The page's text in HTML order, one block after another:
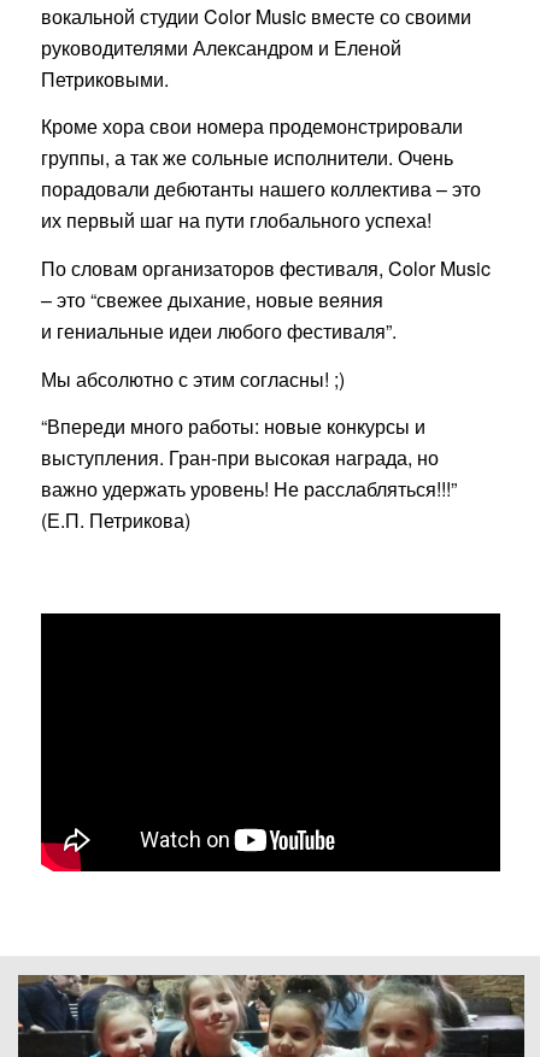
вокальной студии Color Music вместе со своими
руководителями Александром и Еленой
Петриковыми.
Кроме хора свои номера продемонстрировали
группы, а так же сольные исполнители. Очень
порадовали дебютанты нашего коллектива – это
их первый шаг на пути глобального успеха!
По словам организаторов фестиваля, Color Music
– это “свежее дыхание, новые веяния
и гениальные идеи любого фестиваля”.
Мы абсолютно с этим согласны! ;)
“Впереди много работы: новые конкурсы и
выступления. Гран-при высокая награда, но
важно удержать уровень! Не расслабляться!!!”
(Е.П. Петрикова)